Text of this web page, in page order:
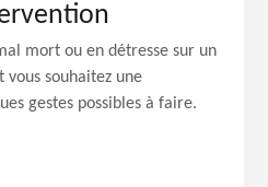
mort ou en détresse sur un
souhaitez une
gestes possibles à faire.